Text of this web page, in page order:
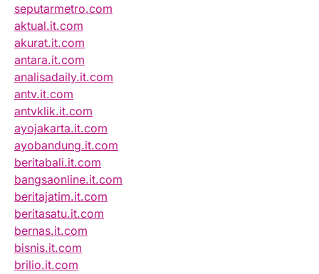
seputarmetro.com
aktual.it.com
akurat.it.com
antara.it.com
analisadaily.it.com
antv.it.com
antvklik.it.com
ayojakarta.it.com
ayobandung.it.com
beritabali.it.com
bangsaonline.it.com
beritajatim.it.com
beritasatu.it.com
bernas.it.com
bisnis.it.com
brilio.it.com